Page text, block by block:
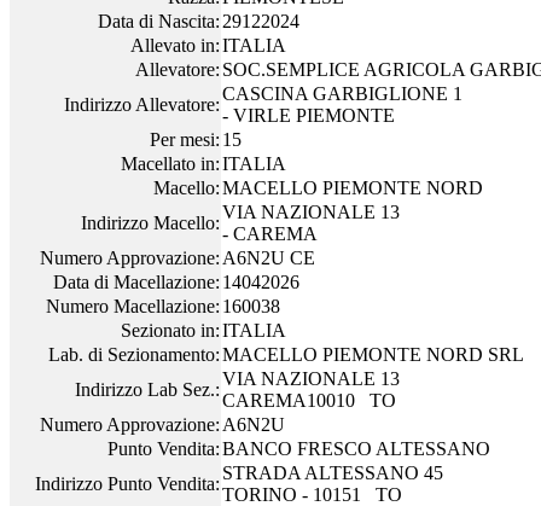
Data di Nascita: 29122024
Allevato in:ITALIA
Allevatore: SOC.SEMPLICE AGRICOLA
Indirizzo Allevatore:
CASCINA GARBIGLIONE 1
- VIRLE PIEMONTE
Per mesi: 15
Macellato in:ITALIA
Macello:MACELLO PIEMONTE NORD
Indirizzo Macello:
VIA NAZIONALE 13
- CAREMA
Numero Approvazione: A6N2U CE
Data di Macellazione: 14042026
Numero Macellazione: 160038
Sezionato in:ITALIA
Lab. di Sezionamento:MACELLO PIEMONTE NORD SRL
Indirizzo Lab Sez.:
VIA NAZIONALE 13
CAREMA10010 TO
Numero Approvazione: A6N2U
Punto Vendita:BANCO FRESCO ALTESSANO
Indirizzo Punto Vendita:
STRADA ALTESSANO 45
TORINO - 10151 TO